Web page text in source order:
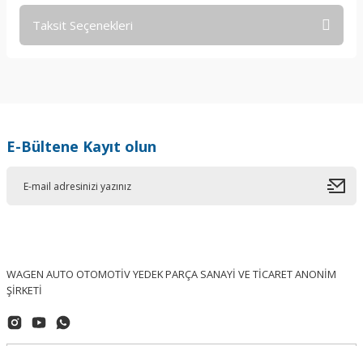
Taksit Seçenekleri
E-Bültene Kayıt olun
WAGEN AUTO OTOMOTİV YEDEK PARÇA SANAYİ VE TİCARET ANONİM
ŞİRKETİ